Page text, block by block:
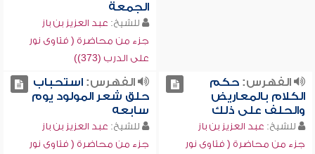
الجمعة
للشيخ: عبد العزيز بن باز
جزء من محاضرة ( فتاوى نور
على الدرب (373))
الفهرس:حكم
الكلام بالمعاريض
والحلف على ذلك
للشيخ: عبد العزيز بن باز
جزء من محاضرة ( فتاوى نور
الفهرس:استحباب
حلق شعر المولود يوم
سابعه
للشيخ: عبد العزيز بن باز
جزء من محاضرة ( فتاوى نور